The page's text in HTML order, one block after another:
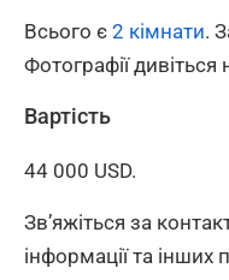
Всього є 2 кімнати.
Фотографії дивіться
Вартість
44 000 USD.
Зв’яжіться за
інформації та інших